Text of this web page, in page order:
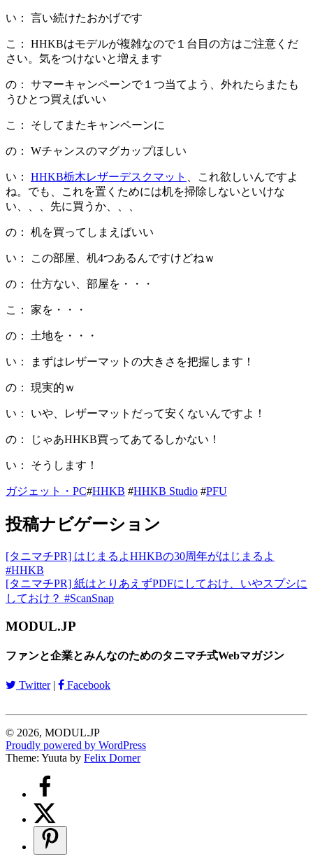
い： 言い続けたおかげです
こ： HHKBはモデルが複雑なので１台目の方はご注意くだ
さい。気をつけないと増えます
の： サマーキャンペーンで１つ当てよう、外れたらまたも
うひとつ買えばいい
こ： そしてまたキャンペーンに
の： Wチャンスのマグカップほしい
い： HHKB栃木レザーデスクマット
、これ欲しいんですよ
ね。でも、これを置くためには机を掃除しないといけな
い、、、先に買うか、、、
の： 机を買ってしまえばいい
い： この部屋、机4つあるんですけどねｗ
の： 仕方ない、部屋を・・・
こ： 家を・・・
の： 土地を・・・
い： まずはレザーマットの大きさを把握します！
の： 現実的ｗ
い： いや、レザーマットだって安くないんですよ！
の： じゃあHHKB買ってあてるしかない！
い： そうします！
ガジェット・PC#HHKB #HHKB Studio #PFU
投稿ナビゲーション
[タニマチPR] はじまるよHHKBの30周年がはじまるよ
#HHKB
[タニマチPR] 紙はとりあえずPDFにしておけ、いやスプシに
しておけ？ #ScanSnap
MODUL.JP
ファンと企業とみんなのためのタニマチ式Webマガジン
Twitter| Facebook
© 2026, MODUL.JP
Proudly powered by WordPress
Theme: Yuuta by Felix Dorner